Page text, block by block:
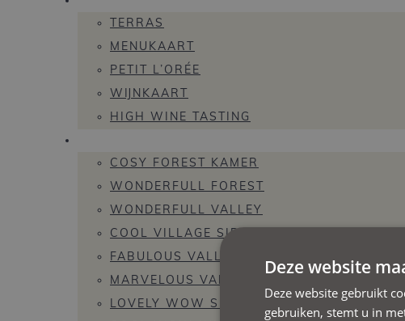
TERRAS
MENUKAART
PETIT L’ORÉE
WIJNKAART
HIGH WINE TASTING
COSY FOREST KAMER
WONDERFULL FOREST
WONDERFULL VALLEY
COOL VILLAGE SIDE
FABULOUS VALLEY
MARVELOUS VALLEY
LOVELY WOW SUITE
Deze website
Deze website gebruikt
gebruiken, stemt u in